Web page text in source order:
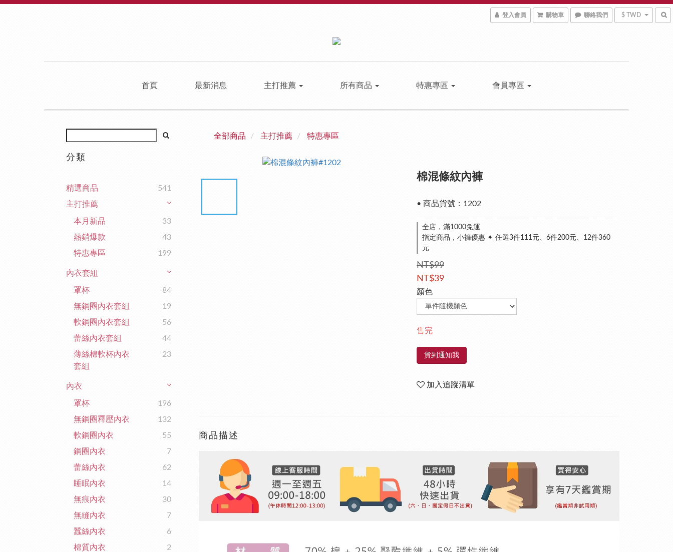
登入會員 購物車 聯絡我們 $ TWD
首頁 最新消息 主打推薦 所有商品 特惠專區 會員專區
分類
精選商品
541
主打推薦
本月新品
33
熱銷爆款
43
特惠專區
199
內衣套組
罩杯
84
無鋼圈內衣套組
19
軟鋼圈內衣套組
56
蕾絲內衣套組
44
薄絲棉軟杯內衣
套組
23
內衣
罩杯
196
無鋼圈釋壓內衣
132
軟鋼圈內衣
55
鋼圈內衣
7
蕾絲內衣
62
睡眠內衣
14
無痕內衣
30
無縫內衣
7
蠶絲內衣
6
棉質內衣
2
全部商品 主打推薦 特惠專區
棉混條紋內褲
• 商品貨號：1202
全店，滿1000免運
指定商品，小褲優惠 ✦ 任選3件111元、6件200元、12件360
元
NT$99
NT$39
顏色
售完
貨到通知我
加入追蹤清單
商品描述